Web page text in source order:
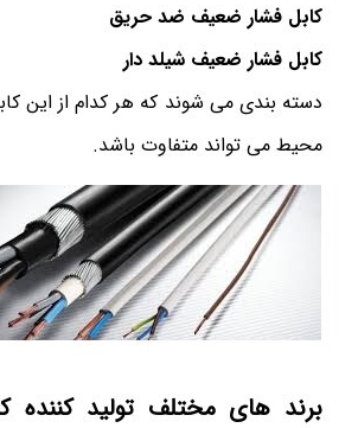
کابل فشار ضعیف ضد حریق
کابل فشار ضعیف شیلد دار
دسته بندی می شوند که هر کدام از این
محیط می تواند متفاوت باشد.
برند های مختلف تولید کننده